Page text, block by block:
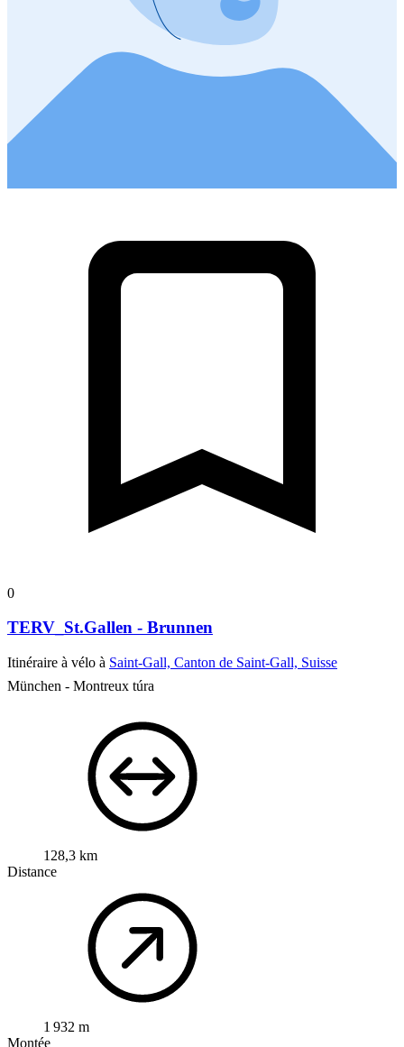
0
TERV_St.Gallen - Brunnen
Itinéraire à vélo à Saint-Gall, Canton de Saint-Gall, Suisse
München - Montreux túra
128,3 km
Distance
1 932 m
Montée